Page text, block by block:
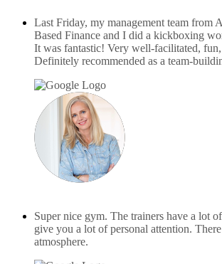
Last Friday, my management team from
Based Finance and I did a kickboxing
It was fantastic! Very well-facilitated,
Definitely recommended as a team-
Super nice gym. The trainers have a lot
give you a lot of personal attention.
atmosphere.